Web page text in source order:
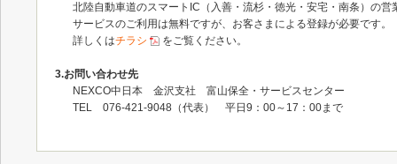
北陸自動車道のスマートIC（入善・流杉・徳光・安宅・南条）の
サービスのご利用は無料ですが、お客さまによる登録が必要です。
詳しくはチラシ をご覧ください。
3.お問い合わせ先
NEXCO中日本 金沢支社 富山保全・サービスセンター
TEL 076‐421‐9048（代表） 平日9：00～17：00まで